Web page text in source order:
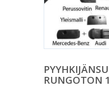
RUNGOTON